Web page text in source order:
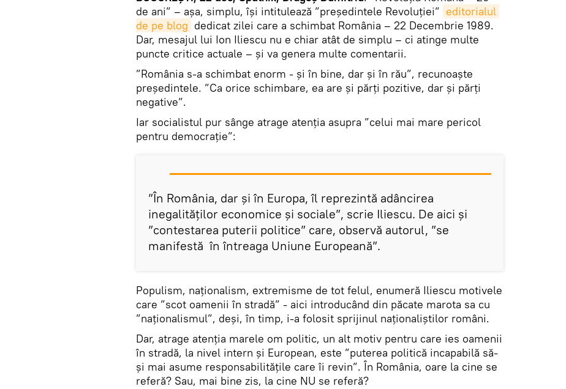
de ani” – așa, simplu, își intitulează ”președintele Revoluției” editorialul
de pe blog dedicat zilei care a schimbat România – 22 Decembrie 1989.
Dar, mesajul lui Ion Iliescu nu e chiar atât de simplu – ci atinge multe
puncte critice actuale – și va genera multe comentarii.
”România s-a schimbat enorm - și în bine, dar și în rău”, recunoaște
președintele. ”Ca orice schimbare, ea are și părți pozitive, dar și părți
negative”.
Iar socialistul pur sânge atrage atenția asupra ”celui mai mare pericol
pentru democrație”:
”În România, dar și în Europa, îl reprezintă adâncirea
inegalităților economice și sociale”, scrie Iliescu. De aici și
”contestarea puterii politice” care, observă autorul, ”se
manifestă în întreaga Uniune Europeană”.
Populism, naționalism, extremisme de tot felul, enumeră Iliescu motivele
care ”scot oamenii în stradă” - aici introducând din păcate marota sa cu
”naționalismul”, deși, în timp, i-a folosit sprijinul naționaliștilor români.
Dar, atrage atenția marele om politic, un alt motiv pentru care ies oamenii
în stradă, la nivel intern și European, este ”puterea politică incapabilă să-
și mai asume responsabilitățile care îi revin”. În România, oare la cine se
referă? Sau, mai bine zis, la cine NU se referă?